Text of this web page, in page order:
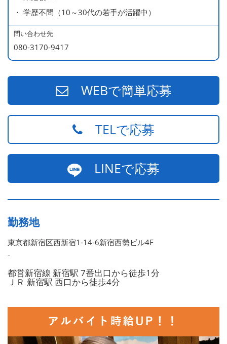
・ 学歴不問（10～30代の若手が活躍中）
問い合わせ先
080-3170-9417
WEBで簡単応募
TELで応募
LINEで応募
勤務地
東京都新宿区西新宿1-14-6新宿西勢ビル4F
-
都営新宿線 新宿駅 7番出口から徒歩1分
ＪＲ 新宿駅 西口から徒歩4分